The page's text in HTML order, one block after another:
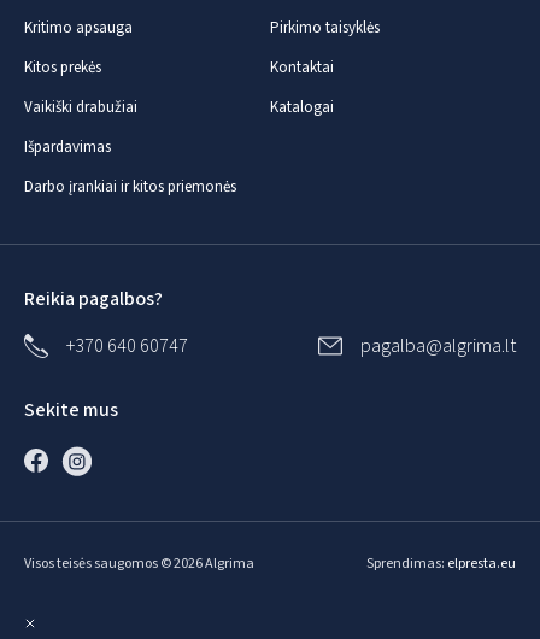
Kritimo apsauga
Kitos prekės
Vaikiški drabužiai
Išpardavimas
Darbo įrankiai ir kitos priemonės
Pirkimo taisyklės
Kontaktai
Katalogai
Reikia pagalbos?
+370 640 60747
pagalba@algrima.lt
Sekite mus
Visos teisės saugomos © 2026 Algrima Sprendimas: elpresta.eu